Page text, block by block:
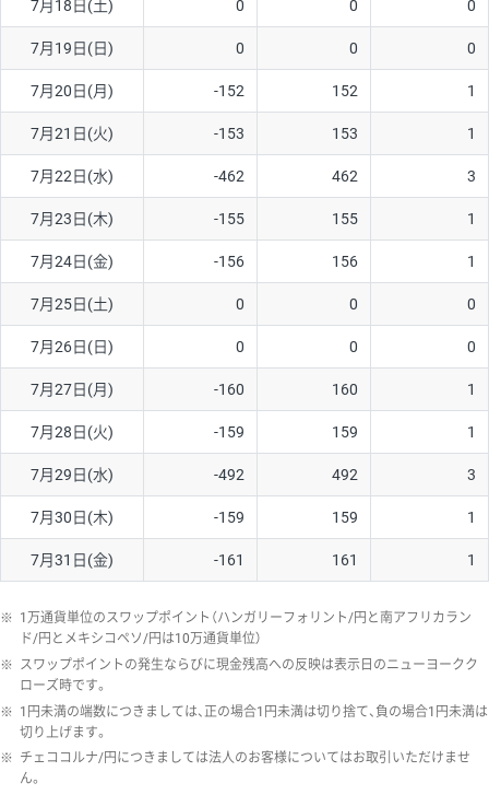
ソ/円は10万通貨単位。
7月18日(土) 0 0 0
7月19日(日) 0 0 0
7月20日(月) -152 152 1
7月21日(火) -153 153 1
7月22日(水) -462 462 3
7月23日(木) -155 155 1
7月24日(金) -156 156 1
7月25日(土) 0 0 0
7月26日(日) 0 0 0
7月27日(月) -160 160 1
7月28日(火) -159 159 1
7月29日(水) -492 492 3
7月30日(木) -159 159 1
7月31日(金) -161 161 1
※ 1万通貨単位のスワップポイント（ハンガリーフォリント/円と南アフリカラン
ド/円とメキシコペソ/円は10万通貨単位）
※ スワップポイントの発生ならびに現金残高への反映は表示日のニューヨークク
ローズ時です。
※ 1円未満の端数につきましては、正の場合1円未満は切り捨て、負の場合1円未満は
切り上げます。
※ チェココルナ/円につきましては法人のお客様についてはお取引いただけませ
ん。